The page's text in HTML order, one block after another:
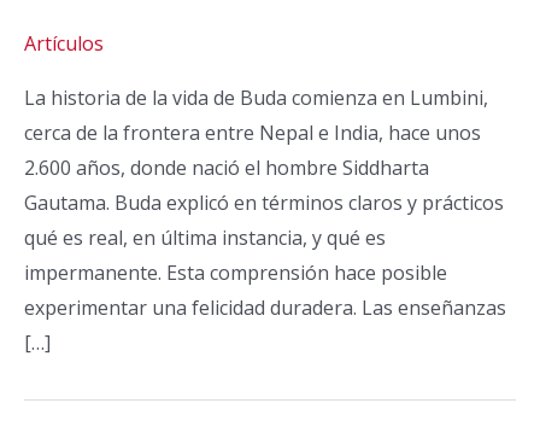
Artículos
La historia de la vida de Buda comienza en Lumbini,
cerca de la frontera entre Nepal e India, hace unos
2.600 años, donde nació el hombre Siddharta
Gautama. Buda explicó en términos claros y prácticos
qué es real, en última instancia, y qué es
impermanente. Esta comprensión hace posible
experimentar una felicidad duradera. Las enseñanzas
[…]